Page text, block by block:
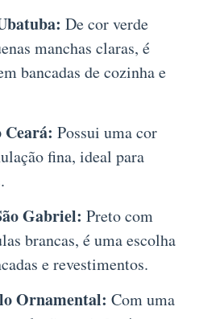
De cor verde
manchas claras, é
bancadas de cozinha e
Possui uma cor
fina, ideal para
Gabriel: Preto com
brancas, é uma escolha
e revestimentos.
Ornamental: Com uma